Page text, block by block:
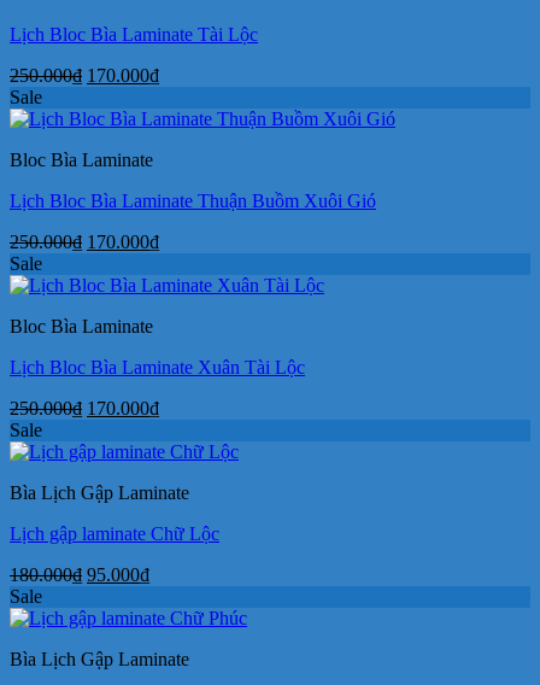
Lịch Bloc Bìa Laminate Tài Lộc
250.000₫ Giá
là:
170.000₫Giá
tại
Sale
Bloc Bìa Laminate
Lịch Bloc Bìa Laminate Thuận Buồm Xuôi Gió
250.000₫ Giá
là:
170.000₫Giá
tại
Sale
Bloc Bìa Laminate
Lịch Bloc Bìa Laminate Xuân Tài Lộc
250.000₫ Giá
là:
170.000₫Giá
tại
170.000₫.
Sale
Bìa Lịch Gập Laminate
Lịch gập laminate Chữ Lộc
180.000₫ Giá
là:
95.000₫Giá
tại
95.000₫.
Sale
Bìa Lịch Gập Laminate